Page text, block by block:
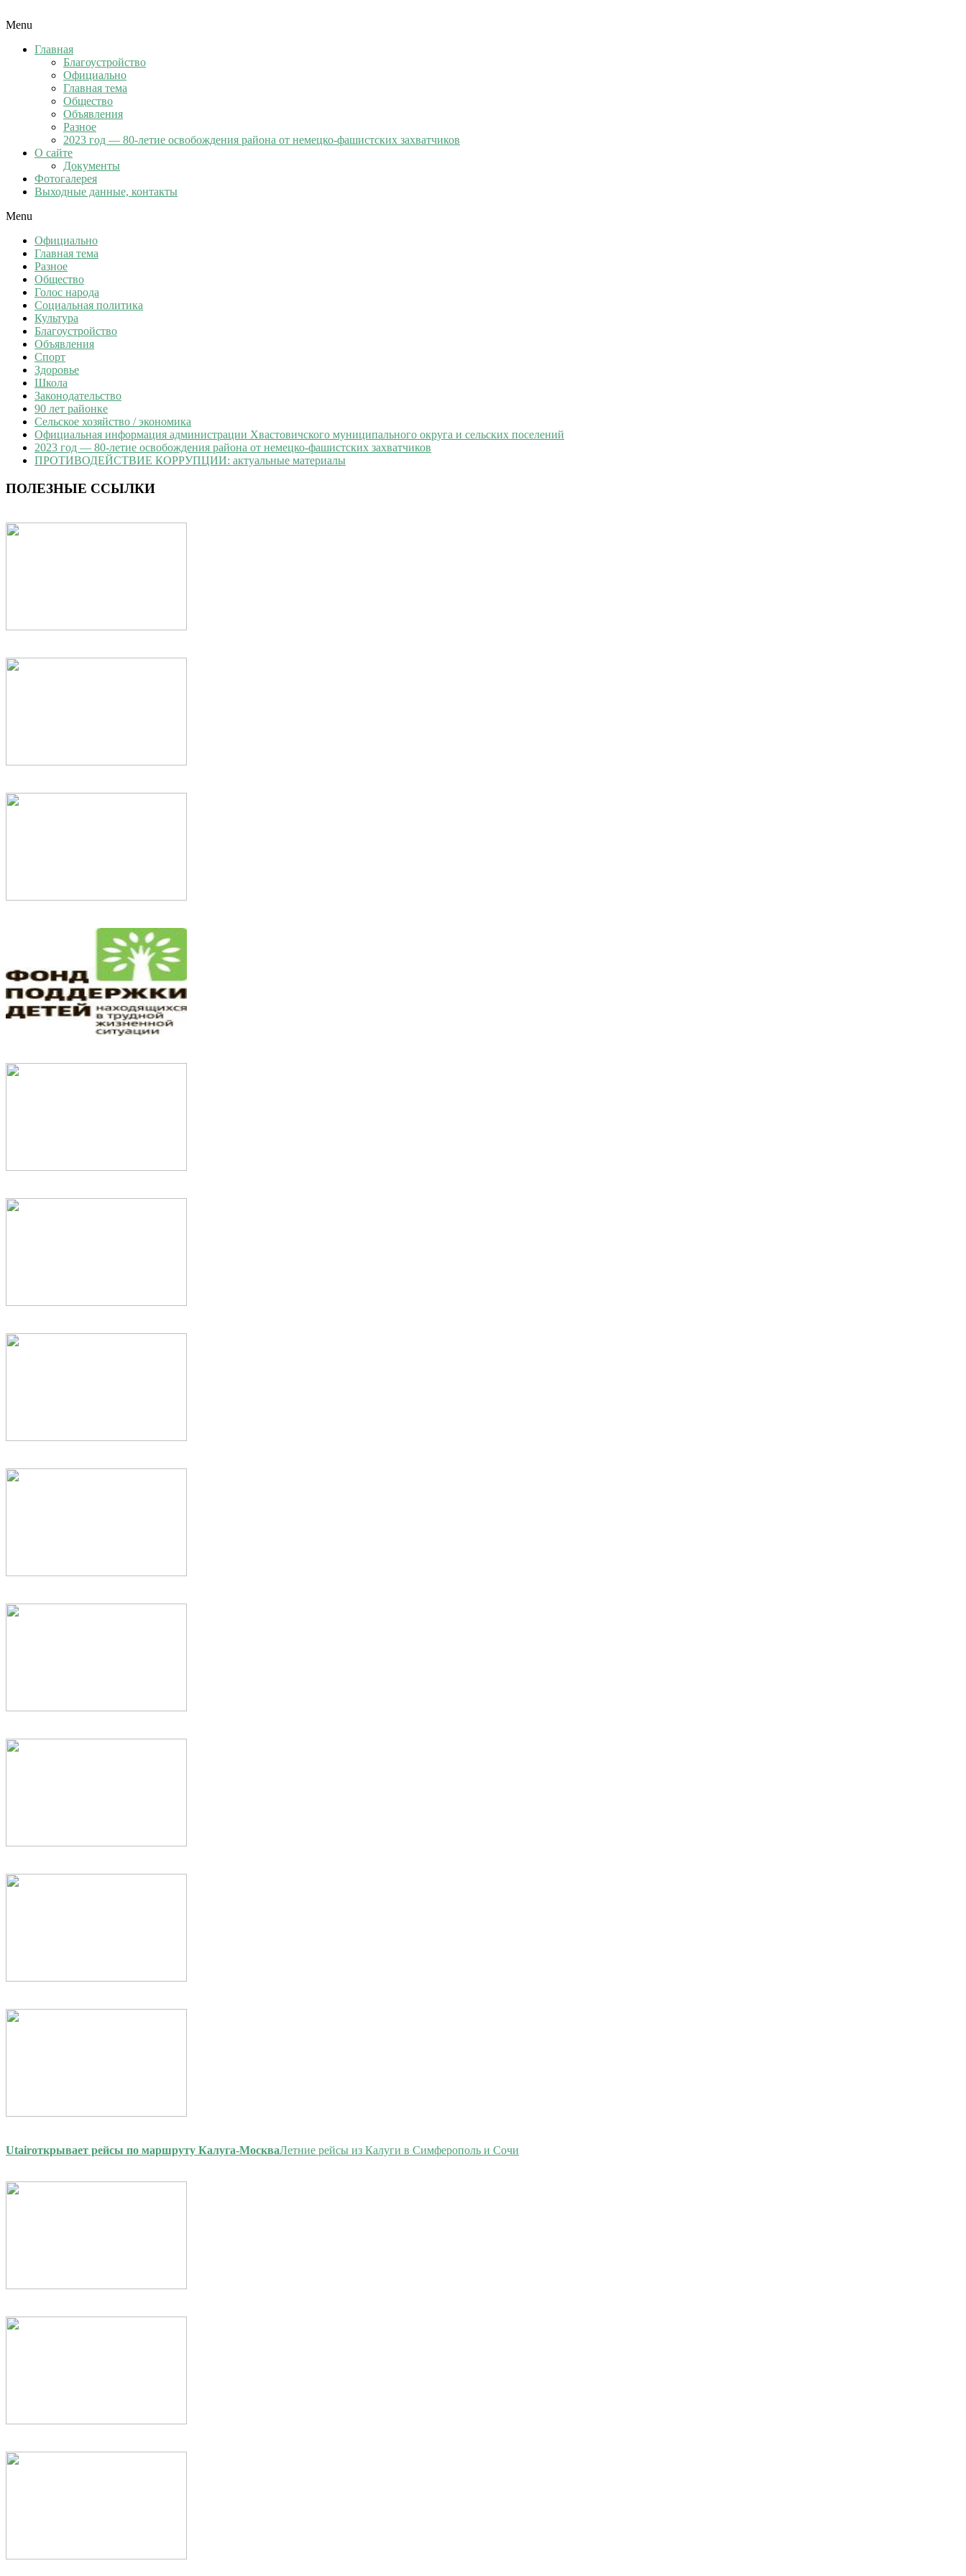
Menu
Главная
Благоустройство
Официально
Главная тема
Общество
Объявления
Разное
2023 год — 80-летие освобождения района от немецко-фашистских захватчиков
О сайте
Документы
Фотогалерея
Выходные данные, контакты
Menu
Официально
Главная тема
Разное
Общество
Голос народа
Социальная политика
Культура
Благоустройство
Объявления
Спорт
Здоровье
Школа
Законодательство
90 лет районке
Сельское хозяйство / экономика
Официальная информация администрации Хвастовичского муниципального округа и сельских поселений
2023 год — 80-летие освобождения района от немецко-фашистских захватчиков
ПРОТИВОДЕЙСТВИЕ КОРРУПЦИИ: актуальные материалы
ПОЛЕЗНЫЕ ССЫЛКИ
Utairоткрывает рейсы по маршруту Калуга-МоскваЛетние рейсы из Калуги в Симферополь и Сочи